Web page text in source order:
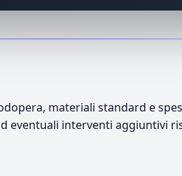
materiali standard e
eventuali interventi aggiuntivi